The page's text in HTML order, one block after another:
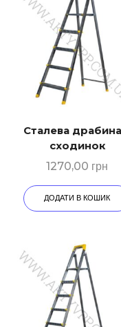
Сталева
сходинок
1270,00 грн
ДОДАТИ В КОШИК